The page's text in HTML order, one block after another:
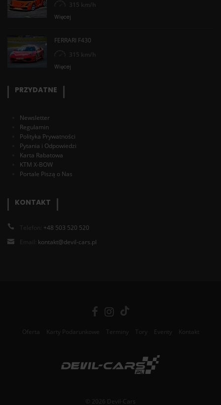
315 km/h
Więcej
FERRARI F430
315 km/h
Więcej
PRZYDATNE
Newsletter
Regulamin
Polityka Prywatności
Pytania i Odpowiedzi
Karta Rabatowa
KTM X-BOW
Portale Piszą o Nas
KONTAKT
Telefon: +48 503 520 520
Email: kontakt@devil-cars.pl
Oferta Karty Podarunkowe Terminy Tory Eventy Kontakt
© 2026 Devil-Cars